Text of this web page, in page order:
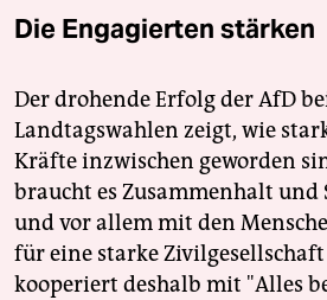
Die Engagierten stärken
Der drohende Erfolg der AfD
Landtagswahlen zeigt, wie
Kräfte inzwischen geworden
braucht es Zusammenhalt und
und vor allem mit den
für eine starke
kooperiert deshalb mit "Alles